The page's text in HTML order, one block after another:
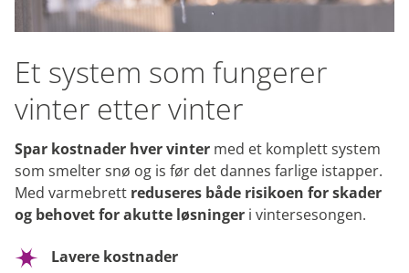
Et system som fungerer
vinter etter vinter
Spar kostnader hver vinter med et komplett system
som smelter snø og is før det dannes farlige istapper.
Med varmebrett reduseres både risikoen for skader
og behovet for akutte løsninger i vintersesongen.
Lavere kostnader